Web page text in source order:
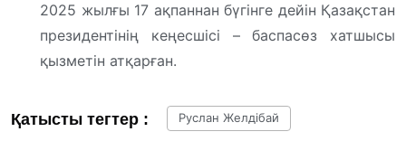
2025 жылғы 17 ақпаннан бүгінге дейін Қазақстан
президентінің кеңесшісі – баспасөз хатшысы
қызметін атқарған.
Қатысты тегтер : Руслан Желдібай